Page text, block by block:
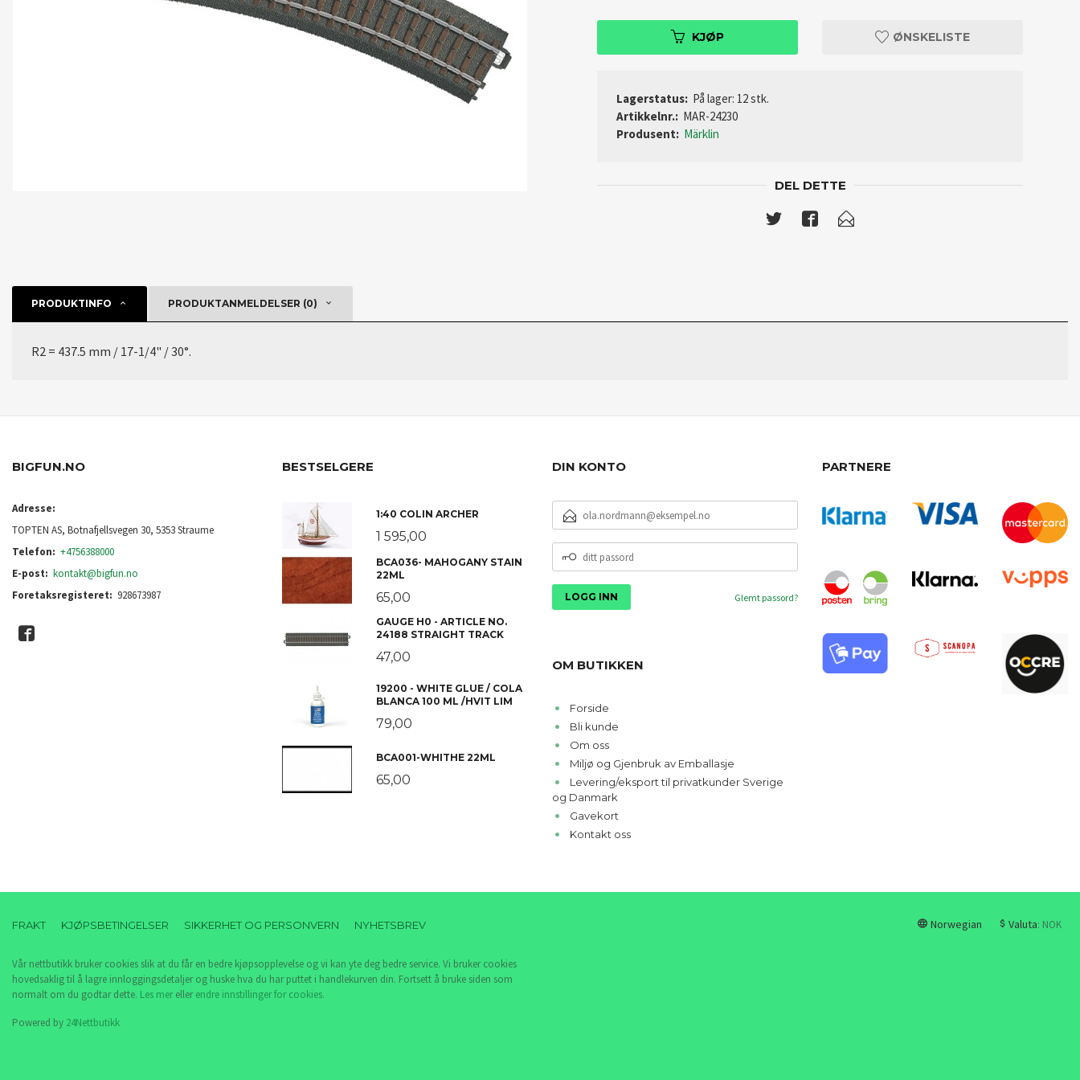
KJØP ØNSKELISTE
Lagerstatus: På lager: 12 stk.
Artikkelnr.: MAR-24230
Produsent: Märklin
DEL DETTE
PRODUKTINFO PRODUKTANMELDELSER (0)
R2 = 437.5 mm / 17-1/4" / 30°.
BIGFUN.NO
Adresse:
TOPTEN AS, Botnafjellsvegen 30, 5353 Straume
Telefon: +4756388000
E-post: kontakt@bigfun.no
Foretaksregisteret: 928673987
BESTSELGERE
1:40 COLIN ARCHER
1 595,00
BCA036- MAHOGANY STAIN
22ML
65,00
GAUGE H0 - ARTICLE NO.
24188 STRAIGHT TRACK
47,00
19200 - WHITE GLUE / COLA
BLANCA 100 ML /HVIT LIM
79,00
BCA001-WHITHE 22ML
65,00
DIN KONTO
POSTADRESSE
PASSORD
Glemt passord?
OM BUTIKKEN
Forside
Bli kunde
Om oss
Miljø og Gjenbruk av Emballasje
Levering/eksport til privatkunder Sverige
og Danmark
Gavekort
Kontakt oss
PARTNERE
Norwegian Valuta: NOK
FRAKT KJØPSBETINGELSER SIKKERHET OG PERSONVERN NYHETSBREV
Vår nettbutikk bruker cookies slik at du får en bedre kjøpsopplevelse og vi kan yte deg bedre service. Vi bruker cookies
hovedsaklig til å lagre innloggingsdetaljer og huske hva du har puttet i handlekurven din. Fortsett å bruke siden som
normalt om du godtar dette. Les merellerendre innstillinger for cookies.
Powered by 24Nettbutikk